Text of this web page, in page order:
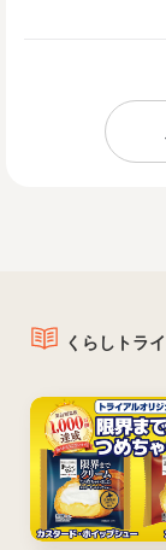
くらしトライ